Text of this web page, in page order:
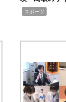
スポーツ